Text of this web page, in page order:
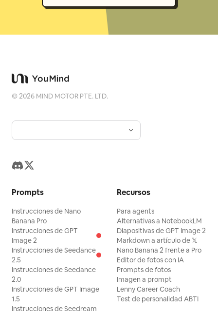
©2026 MIND MOTOR PTE. LTD.
Prompts
Instrucciones de Nano
Banana Pro
Instrucciones de GPT
Image 2
Instrucciones de Seedance
2.5
Instrucciones de Seedance
2.0
Instrucciones de GPT Image
1.5
Instrucciones de Seedream
Recursos
Para agents
Alternativas a NotebookLM
Diapositivas de GPT Image 2
Markdown a artículo de 𝕏
Nano Banana 2 frente a Pro
Editor de fotos con IA
Prompts de fotos
Imagen a prompt
Lenny Career Coach
Test de personalidad ABTI